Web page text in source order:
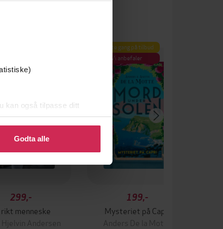
kan også tilpasse ditt
eller endre ditt samtykke.
Godta alle
299,-
menneske
Hjelvin Andersen
Første gang på tilbud
Vi anbefaler
199,-
Mysteriet på Capri
Anders De la Motte